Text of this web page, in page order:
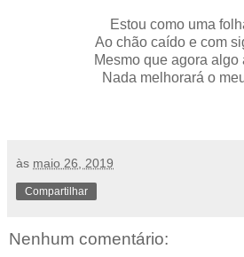
Estou como uma
Ao chão caído e com
Mesmo que agora algo
Nada melhorará o
às maio 26, 2019
Compartilhar
Nenhum comentário: